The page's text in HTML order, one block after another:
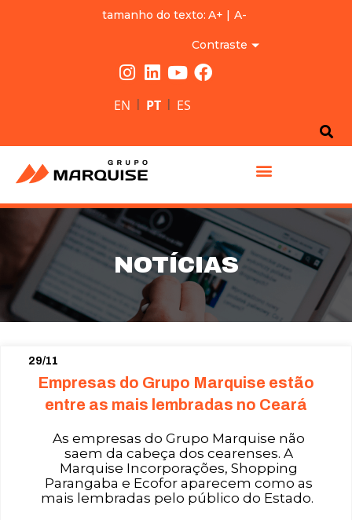
tamanho do texto: A+ | A-
Contraste
EN | PT | ES
NOTÍCIAS
29/11
Empresas do Grupo Marquise estão
entre as mais lembradas no Ceará
As empresas do Grupo Marquise não
saem da cabeça dos cearenses. A
Marquise Incorporações, Shopping
Parangaba e Ecofor aparecem como as
mais lembradas pelo público do Estado.